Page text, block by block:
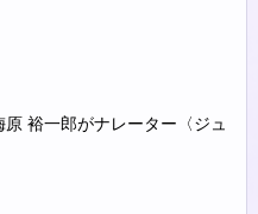
原 裕一郎がナレーター〈ジュ